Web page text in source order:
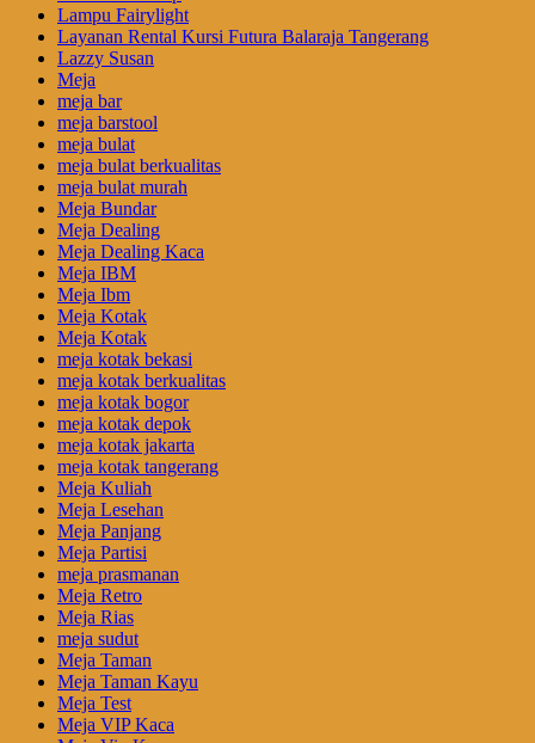
Lampu Fairylight
Layanan Rental Kursi Futura Balaraja Tangerang
Lazzy Susan
Meja
meja bar
meja barstool
meja bulat
meja bulat berkualitas
meja bulat murah
Meja Bundar
Meja Dealing
Meja Dealing Kaca
Meja IBM
Meja Ibm
Meja Kotak
Meja Kotak
meja kotak bekasi
meja kotak berkualitas
meja kotak bogor
meja kotak depok
meja kotak jakarta
meja kotak tangerang
Meja Kuliah
Meja Lesehan
Meja Panjang
Meja Partisi
meja prasmanan
Meja Retro
Meja Rias
meja sudut
Meja Taman
Meja Taman Kayu
Meja Test
Meja VIP Kaca